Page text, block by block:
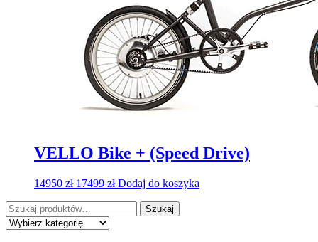
VELLO Bike + (Speed Drive)
14950 zł 17499zł Dodaj do koszyka
Szukaj:
Szukaj